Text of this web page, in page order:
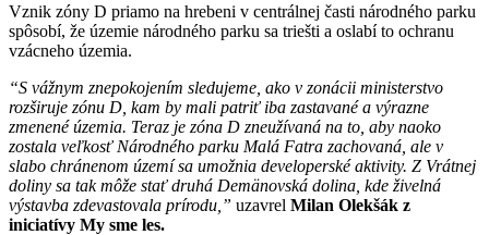
Vznik zóny D priamo na hrebeni v centrálnej časti národného parku
spôsobí, že územie národného parku sa triešti a oslabí to ochranu
vzácneho územia.
“S vážnym znepokojením sledujeme, ako v zonácii ministerstvo
rozširuje zónu D, kam by mali patriť iba zastavané a výrazne
zmenené územia. Teraz je zóna D zneužívaná na to, aby naoko
zostala veľkosť Národného parku Malá Fatra zachovaná, ale v
slabo chránenom území sa umožnia developerské aktivity. Z Vrátnej
doliny sa tak môže stať druhá Demänovská dolina, kde živelná
výstavba zdevastovala prírodu,” uzavrel Milan Olekšák z
iniciatívy My sme les.